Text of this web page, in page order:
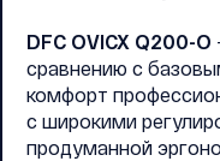
DFC OVICX Q200-O
сравнению с
комфорт
с широкими
продуманной